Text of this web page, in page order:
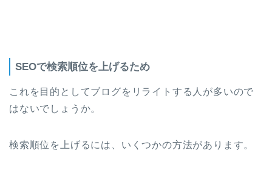
SEOで検索順位を上げるため
これを目的としてブログをリライトする人が多いので
はないでしょうか。
検索順位を上げるには、いくつかの方法があります。